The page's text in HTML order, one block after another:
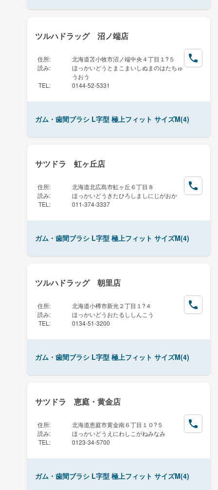
ツルハドラッグ 沼ノ端店
住所:
北海道苫小牧市沼ノ端中央４丁目１?５
読み:
ほっかいどうとまこまいしぬまのはたちゅ
うおう
TEL : 0144-52-5331
ガム・歯間ブラシ L字型 極上フィット サイズM(4)
サツドラ 虹ヶ丘店
住所:
北海道北広島市虹ヶ丘６丁目８
読み:
ほっかいどうきたひろしましにじがおか
TEL : 011-374-3337
ガム・歯間ブラシ L字型 極上フィット サイズM(4)
ツルハドラッグ 朝里店
住所:
北海道小樽市新光２丁目１?４
読み:
ほっかいどうおたるししんこう
TEL : 0134-51-3200
ガム・歯間ブラシ L字型 極上フィット サイズM(4)
サツドラ 恵庭・黄金店
住所:
北海道恵庭市黄金南６丁目１０?５
読み:
ほっかいどうえにわしこがねみなみ
TEL : 0123-34-5700
ガム・歯間ブラシ L字型 極上フィット サイズM(4)